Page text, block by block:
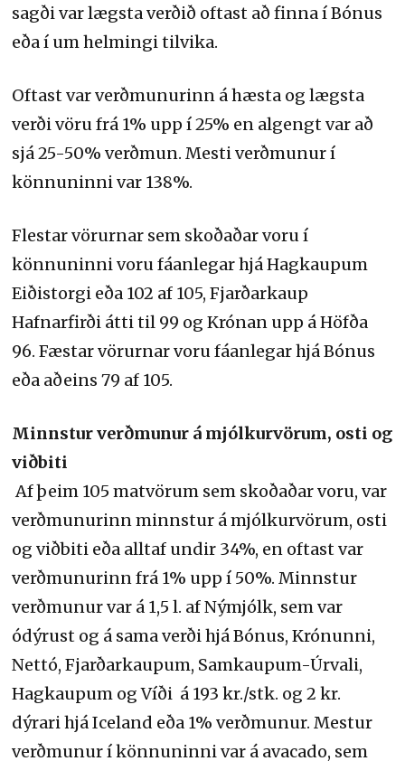
sagði var lægsta verðið oftast að finna í Bónus
eða í um helmingi tilvika.
Oftast var verðmunurinn á hæsta og lægsta
verði vöru frá 1% upp í 25% en algengt var að
sjá 25-50% verðmun. Mesti verðmunur í
könnuninni var 138%.
Flestar vörurnar sem skoðaðar voru í
könnuninni voru fáanlegar hjá Hagkaupum
Eiðistorgi eða 102 af 105, Fjarðarkaup
Hafnarfirði átti til 99 og Krónan upp á Höfða
96. Fæstar vörurnar voru fáanlegar hjá Bónus
eða aðeins 79 af 105.
Minnstur verðmunur á mjólkurvörum, osti og
viðbiti
Af þeim 105 matvörum sem skoðaðar voru, var
verðmunurinn minnstur á mjólkurvörum, osti
og viðbiti eða alltaf undir 34%, en oftast var
verðmunurinn frá 1% upp í 50%. Minnstur
verðmunur var á 1,5 l. af Nýmjólk, sem var
ódýrust og á sama verði hjá Bónus, Krónunni,
Nettó, Fjarðarkaupum, Samkaupum-Úrvali,
Hagkaupum og Víði á 193 kr./stk. og 2 kr.
dýrari hjá Iceland eða 1% verðmunur. Mestur
verðmunur í könnuninni var á avacado, sem